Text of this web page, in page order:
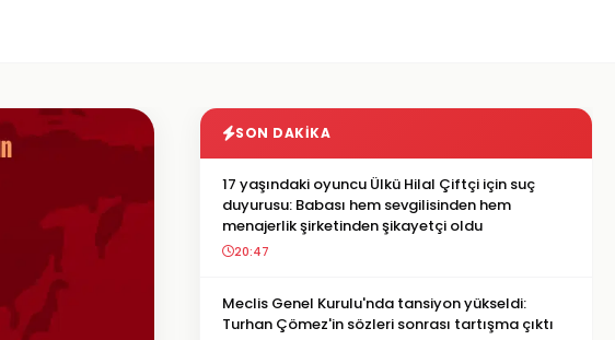
SON DAKIKA
17 yaşındaki oyuncu Ülkü Hilal Çiftçi için suç
duyurusu: Babası hem sevgilisinden hem
menajerlik şirketinden şikayetçi oldu
20:47
Meclis Genel Kurulu'nda tansiyon yükseldi:
Turhan Çömez'in sözleri sonrası tartışma çıktı